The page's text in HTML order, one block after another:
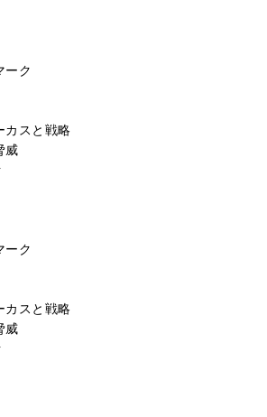
ーク
カスと戦略
威
ーク
カスと戦略
威